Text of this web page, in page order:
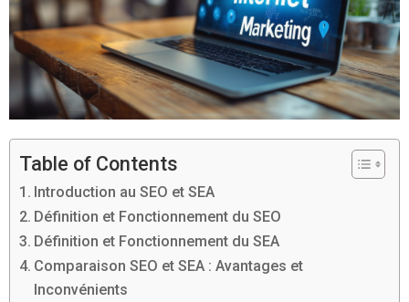
Table of Contents
Introduction au SEO et SEA
Définition et Fonctionnement du SEO
Définition et Fonctionnement du SEA
Comparaison SEO et SEA : Avantages et
Inconvénients